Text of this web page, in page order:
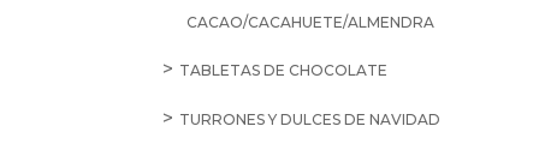
CACAO/CACAHUETE/ALMENDRA
TABLETAS DE CHOCOLATE
TURRONES Y DULCES DE NAVIDAD